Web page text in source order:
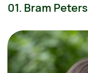
01. Bram Peters